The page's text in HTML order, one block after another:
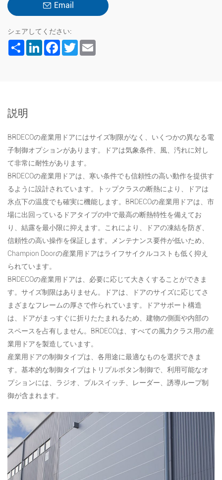
Email
シェアしてください:
ShareLinkedInFacebook
Twitter
説明
BRDECOの産業用ドアにはサイズ制限がなく、いくつかの異なる電
子制御オプションがあります。ドアは気象条件、風、汚れに対し
て非常に耐性があります。
BRDECOの産業用ドアは、寒い条件でも信頼性の高い動作を提供す
るように設計されています。トップクラスの断熱により、ドアは
氷点下の温度でも確実に機能します。BRDECOの産業用ドアは、市
場に出回っているドアタイプの中で最高の断熱特性を備えてお
り、結露を最小限に抑えます。これにより、ドアの凍結を防ぎ、
信頼性の高い操作を保証します。メンテナンス要件が低いため、
Champion Doorの産業用ドアはライフサイクルコストも低く抑え
られています。
BRDECOの産業用ドアは、必要に応じて大きくすることができま
す。サイズ制限はありません。ドアは、ドアのサイズに応じてさ
まざまなフレームの厚さで作られています。ドアサポート構造
は、ドアがまっすぐに折りたたまれるため、建物の側面や内部の
スペースを占有しません。BRDECOは、すべての風力クラス用の産
業用ドアを製造しています。
産業用ドアの制御タイプは、各用途に最適なものを選択できま
す。基本的な制御タイプはトリプルボタン制御で、利用可能なオ
プションには、ラジオ、プルスイッチ、レーダー、誘導ループ制
御が含まれます。